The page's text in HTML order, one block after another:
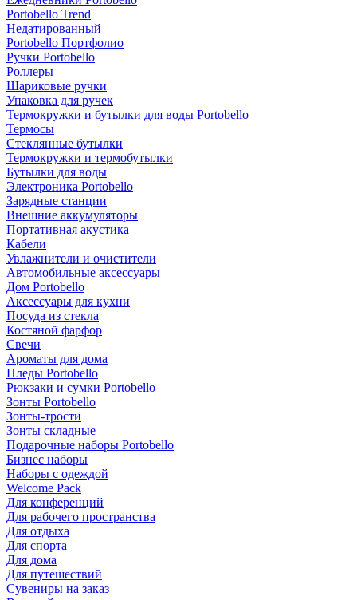
Portobello Trend
Недатированный
Portobello Портфолио
Ручки Portobello
Роллеры
Шариковые ручки
Упаковка для ручек
Термокружки и бутылки для воды Portobello
Термосы
Стеклянные бутылки
Термокружки и термобутылки
Бутылки для воды
Электроника Portobello
Зарядные станции
Внешние аккумуляторы
Портативная акустика
Кабели
Увлажнители и очистители
Автомобильные аксессуары
Дом Portobello
Аксессуары для кухни
Посуда из стекла
Костяной фарфор
Свечи
Ароматы для дома
Пледы Portobello
Рюкзаки и сумки Portobello
Зонты Portobello
Зонты-трости
Зонты складные
Подарочные наборы Portobello
Бизнес наборы
Наборы с одеждой
Welcome Pack
Для конференций
Для рабочего пространства
Для отдыха
Для спорта
Для дома
Для путешествий
Сувениры на заказ